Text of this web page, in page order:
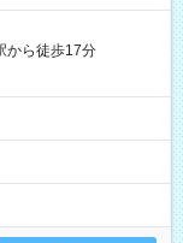
から徒歩17分